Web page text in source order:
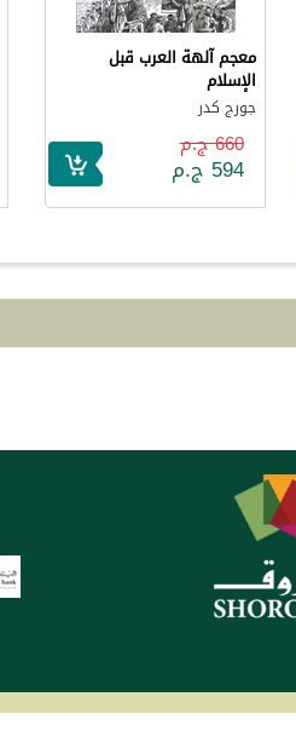
معجم آلهة العرب قبل
الإسلام
جورج كدر
660 ج.م
594 ج.م